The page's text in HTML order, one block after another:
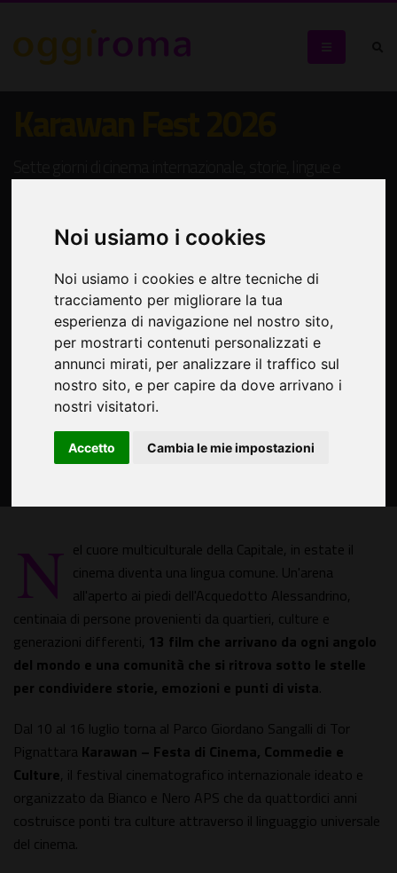
Noi usiamo i cookies
Noi usiamo i cookies e altre tecniche di
tracciamento per migliorare la tua
esperienza di navigazione nel nostro sito,
per mostrarti contenuti personalizzati e
annunci mirati, per analizzare il traffico sul
nostro sito, e per capire da dove arrivano i
nostri visitatori.
Accetto Cambia le mie impostazioni
immaginari sotto le stelle
N el cuore multiculturale della Capitale, in estate il
cinema diventa una lingua comune. Un'arena
all'aperto ai piedi dell'Acquedotto Alessandrino,
centinaia di persone provenienti da quartieri, culture e
generazioni differenti, 13 film che arrivano da ogni angolo
del mondo e una comunità che si ritrova sotto le stelle
per condividere storie, emozioni e punti di vista.
Dal 10 al 16 luglio torna al Parco Giordano Sangalli di Tor
Pignattara Karawan – Festa di Cinema, Commedie e
Culture, il festival cinematografico internazionale ideato e
organizzato da Bianco e Nero APS che da quattordici anni
costruisce ponti tra culture attraverso il linguaggio universale
del cinema.